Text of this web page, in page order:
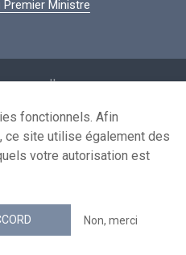
Premier Ministre
réutilisation
nous
flux RSS
fonctionnels. Afin
ce site utilise également des
votre autorisation est
Non, merci